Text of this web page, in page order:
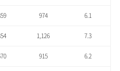
974 6.1
1,126 7.3
915 6.2